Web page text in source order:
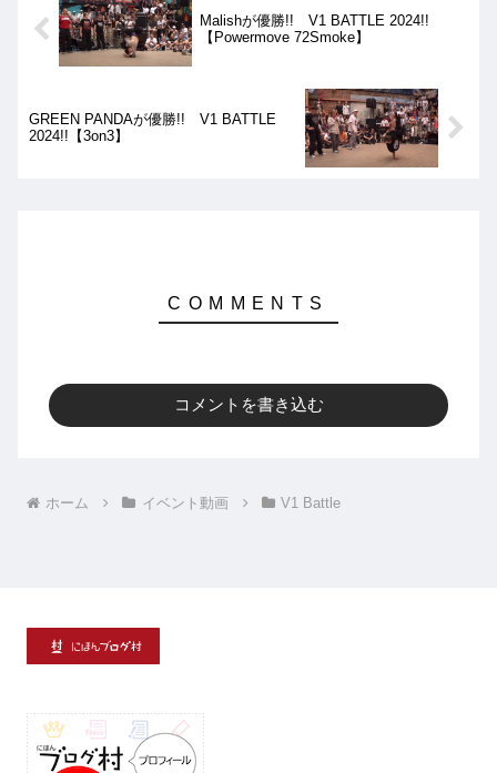
Malishが優勝!! V1 BATTLE 2024!!
【Powermove 72Smoke】
GREEN PANDAが優勝!! V1 BATTLE
2024!!【3on3】
コメントを書き込む
ホーム イベント動画 V1 Battle